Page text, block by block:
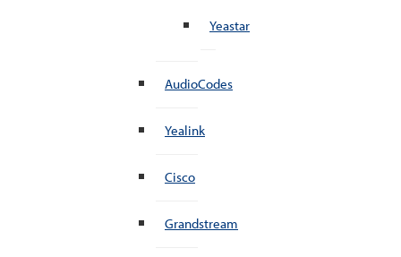
Yeastar
AudioCodes
Yealink
Cisco
Grandstream